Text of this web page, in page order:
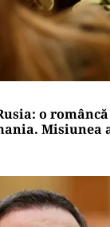
o româncă
Misiunea